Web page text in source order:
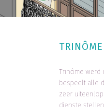
TRINÔME
Trinôme werd
bespeelt alle
zeer
dienste